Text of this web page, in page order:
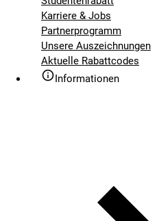
Karriere & Jobs
Partnerprogramm
Unsere Auszeichnungen
Aktuelle Rabattcodes
Informationen